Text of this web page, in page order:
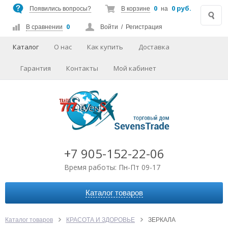
Появились вопросы? В корзине 0 на 0 руб.
В сравнении 0 Войти / Регистрация
Каталог О нас Как купить Доставка
Гарантия Контакты Мой кабинет
+7 905-152-22-06
Время работы: Пн-Пт 09-17
Каталог товаров
Каталог товаров КРАСОТА И ЗДОРОВЬЕ ЗЕРКАЛА